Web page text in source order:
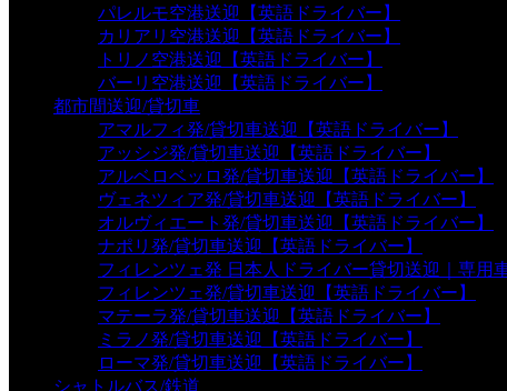
パレルモ空港送迎【英語ドライバー】
カリアリ空港送迎【英語ドライバー】
トリノ空港送迎【英語ドライバー】
バーリ空港送迎【英語ドライバー】
都市間送迎/貸切車
アマルフィ発/貸切車送迎【英語ドライバー】
アッシジ発/貸切車送迎【英語ドライバー】
アルベロベッロ発/貸切車送迎【英語ドライバー】
ヴェネツィア発/貸切車送迎【英語ドライバー】
オルヴィエート発/貸切車送迎【英語ドライバー】
ナポリ発/貸切車送迎【英語ドライバー】
フィレンツェ発 日本人ドライバー貸切送迎｜専用
フィレンツェ発/貸切車送迎【英語ドライバー】
マテーラ発/貸切車送迎【英語ドライバー】
ミラノ発/貸切車送迎【英語ドライバー】
ローマ発/貸切車送迎【英語ドライバー】
シャトルバス/鉄道